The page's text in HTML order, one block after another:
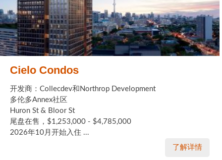
Cielo Condos
开发商：Collecdev和Northrop Development
多伦多Annex社区
Huron St & Bloor St
尾盘在售，$1,253,000 - $4,785,000
2026年10月开始入住 ...
了解详情